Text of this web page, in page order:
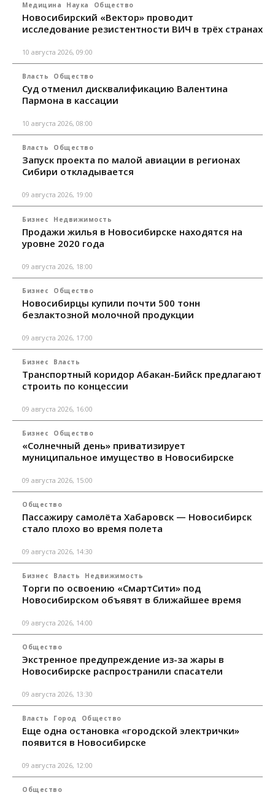
Медицина Наука Общество
Новосибирский «Вектор» проводит
исследование резистентности ВИЧ в трёх странах
10 августа 2026, 09:00
Власть Общество
Суд отменил дисквалификацию Валентина
Пармона в кассации
10 августа 2026, 08:00
Власть Общество
Запуск проекта по малой авиации в регионах
Сибири откладывается
09 августа 2026, 19:00
Бизнес Недвижимость
Продажи жилья в Новосибирске находятся на
уровне 2020 года
09 августа 2026, 18:00
Бизнес Общество
Новосибирцы купили почти 500 тонн
безлактозной молочной продукции
09 августа 2026, 17:00
Бизнес Власть
Транспортный коридор Абакан-Бийск предлагают
строить по концессии
09 августа 2026, 16:00
Бизнес Общество
«Солнечный день» приватизирует
муниципальное имущество в Новосибирске
09 августа 2026, 15:00
Общество
Пассажиру самолёта Хабаровск — Новосибирск
стало плохо во время полета
09 августа 2026, 14:30
Бизнес Власть Недвижимость
Торги по освоению «СмартСити» под
Новосибирском объявят в ближайшее время
09 августа 2026, 14:00
Общество
Экстренное предупреждение из-за жары в
Новосибирске распространили спасатели
09 августа 2026, 13:30
Власть Город Общество
Еще одна остановка «городской электрички»
появится в Новосибирске
09 августа 2026, 12:00
Общество